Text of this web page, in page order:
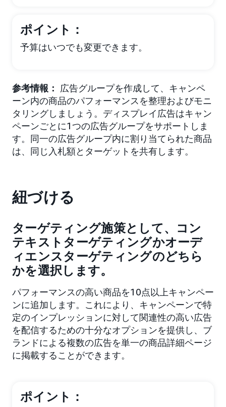
ポイント：
予算はいつでも変更できます。
参考情報： 広告グループを作成して、キャンペ
ーン内の商品のパフォーマンスを整理およびモニ
タリングしましょう。ディスプレイ広告はキャン
ペーンごとに1つの広告グループをサポートしま
す。同一の広告グループ内に割り当てられた商品
は、同じ入札額とターゲットを共有します。
紐づける
ターゲティング施策として、コン
テキストターゲティングかオーデ
ィエンスターゲティングのどちら
かを選択します。
パフォーマンスの高い商品を10点以上キャンペー
ンに追加します。これにより、キャンペーンで特
定のインプレッションに対して関連性の高い広告
を配信するための十分なオプションを提供し、ブ
ランドによる複数の広告を単一の商品詳細ページ
に掲載することができます。
ポイント：